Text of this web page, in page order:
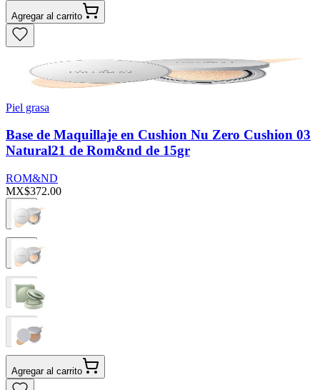
Agregar al carrito
Piel grasa
Base de Maquillaje en Cushion Nu Zero Cushion 03
Natural21 de Rom&nd de 15gr
ROM&ND
MX$372.00
Agregar al carrito